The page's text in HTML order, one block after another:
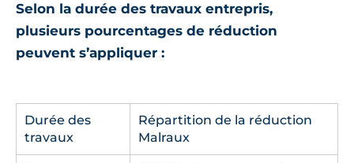
Selon la durée des travaux entrepris,
plusieurs pourcentages de réduction
peuvent s’appliquer :
Durée des
travaux
Répartition de la réduction
Malraux